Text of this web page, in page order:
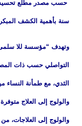
سنة بأهمية الكشف
وتهدف “مؤسسة للا سلمى
التواصلي حسب ذات
الثدي، مع طمأنة النساء
والولوج إلى العلاج
والولوج إلى العلاجات،